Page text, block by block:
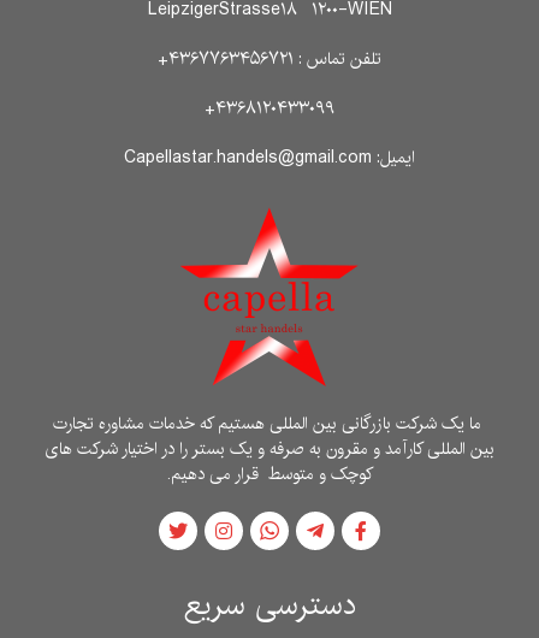
LeipzigerStrasse۱۸ ۱۲۰۰-WIEN
تلفن تماس : ۴۳۶۷۷۶۳۴۵۶۷۲۱+
۴۳۶۸۱۲۰۴۳۳۰۹۹+
ایمیل: Capellastar.handels@gmail.com
ما یک شرکت بازرگانی بین المللی هستیم که خدمات مشاوره تجارت
بین المللی کارآمد و مقرون به صرفه و یک بستر را در اختیار شرکت های
کوچک و متوسط ​​قرار می دهیم.
دسترسی سریع